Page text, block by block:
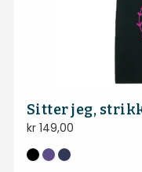
Sitter jeg,
kr149,00